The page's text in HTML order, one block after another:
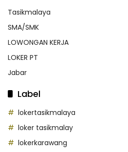
Tasikmalaya
SMA/SMK
LOWONGAN KERJA
LOKER PT
Jabar
Label
lokertasikmalaya
loker tasikmalay
lokerkarawang